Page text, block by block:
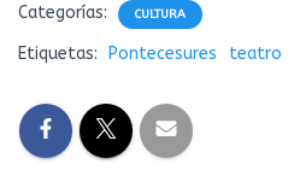
Categorías: CULTURA
Etiquetas: Pontecesures teatro